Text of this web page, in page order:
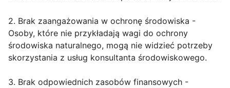
2. Brak zaangażowania w ochronę środowiska -
Osoby, które nie przykładają wagi do ochrony
środowiska naturalnego, mogą nie widzieć potrzeby
skorzystania z usług konsultanta środowiskowego.
3. Brak odpowiednich zasobów finansowych -